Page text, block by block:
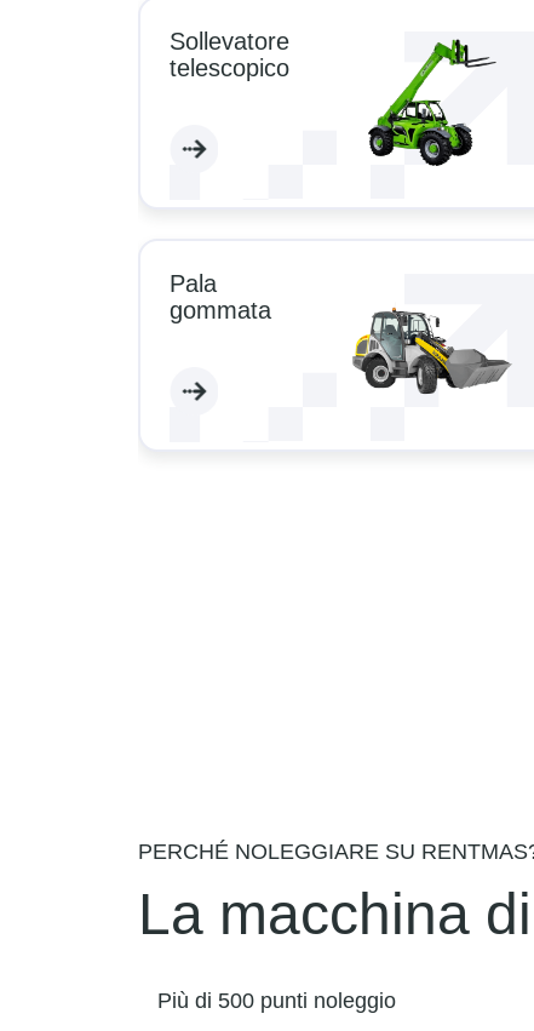
Elettricità | Luce
Compattatori
Dozer
Sollevatore
telescopico
Pala
gommata
PERCHÉ NOLEGGIARE SU
La macchina
Più di 500 punti noleggio